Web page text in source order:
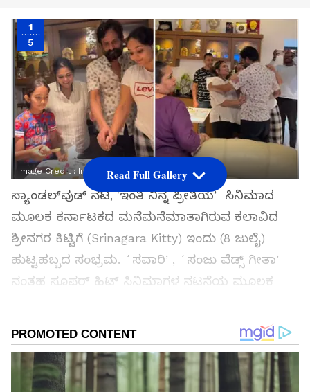
1
5
Image Credit : Insatgram
ಸ್ಯಾಂಡಲ್‌ವುಡ್ ನಟ, 'ಇಂತಿ ನಿನ್ನ ಪ್ರೀತಿಯʼ ಸಿನಿಮಾದ
ಮೂಲಕ ಕರ್ನಾಟಕದ ಮನೆಮನೆಮಾತಾಗಿರುವ ಕಲಾವಿದ
ಶ್ರೀನಗರ ಕಿಟ್ಟಿಗೆ (Srinagara Kitty) ಇಂದು (8 ಜುಲೈ)
ಹುಟ್ಟಹಬ್ಬದ ಸಂಭ್ರಮ. ʻಸವಾರಿʼ, ʻಸಂಜು ವೆಡ್ಸ್‌ ಗೀತಾʼ
ನಂತಹ ಸೂಪರ್‌ ಹಿಟ್‌ ಸಿನಿಮಾಗಳ ನಟನೆಯ ಮೂಲಕ
ಸಮಗ್ರ ಸುದ್ದಿ ಮೂಲವನ್ನಾಗಿ asianet suvarna news ಅನ್ನು
ಆಯ್ಕೆ ಮಾಡಿಕೊಳ್ಳಿ
Read Full Gallery